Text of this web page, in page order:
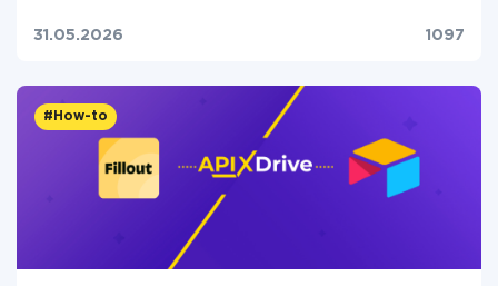
31.05.2026 1097
#How-to